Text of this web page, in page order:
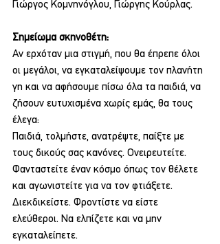
Γιώργος Κομνηνόγλου, Γιώργης Κούρλας.
Σημείωμα σκηνοθέτη:
Αν ερχόταν μια στιγμή, που θα έπρεπε όλοι
οι μεγάλοι, να εγκαταλείψουμε τον πλανήτη
γη και να αφήσουμε πίσω όλα τα παιδιά, να
ζήσουν ευτυχισμένα χωρίς εμάς, θα τους
έλεγα:
Παιδιά, τολμήστε, ανατρέψτε, παίξτε με
τους δικούς σας κανόνες. Ονειρευτείτε.
Φανταστείτε έναν κόσμο όπως τον θέλετε
και αγωνιστείτε για να τον φτιάξετε.
Διεκδικείστε. Φροντίστε να είστε
ελεύθεροι. Να ελπίζετε και να μην
εγκαταλείπετε.